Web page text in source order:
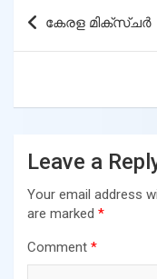
Post
navigation
കേരള മിക്സ്ചർ
Leave a
Your email address
are marked *
Comment *